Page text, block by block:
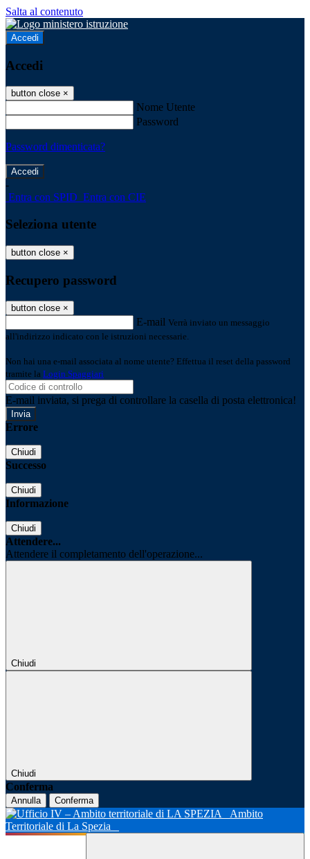
Salta al contenuto
Accedi
Accedi
button close ×
Nome Utente
Password
Password dimenticata?
-
Entra con SPID Entra con CIE
Seleziona utente
button close ×
Recupero password
button close ×
E-mail Verrà inviato un messaggio
all'indirizzo indicato con le istruzioni necessarie.
Non hai una e-mail associata al nome utente? Effettua il reset della password
tramite la Login Spaggiari
E-mail inviata, si prega di controllare la casella di posta elettronica!
Errore
Chiudi
Successo
Chiudi
Informazione
Chiudi
Attendere...
Attendere il completamento dell'operazione...
Chiudi
Chiudi
Conferma
Annulla Conferma
Ambito
Territoriale di La Spezia